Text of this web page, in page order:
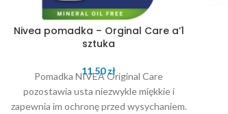
Nivea pomadka – Orginal Care a’1
sztuka
11.50zł
Pomadka NIVEA Original Care
pozostawia usta niezwykle miękkie i
zapewnia im ochronę przed wysychaniem.